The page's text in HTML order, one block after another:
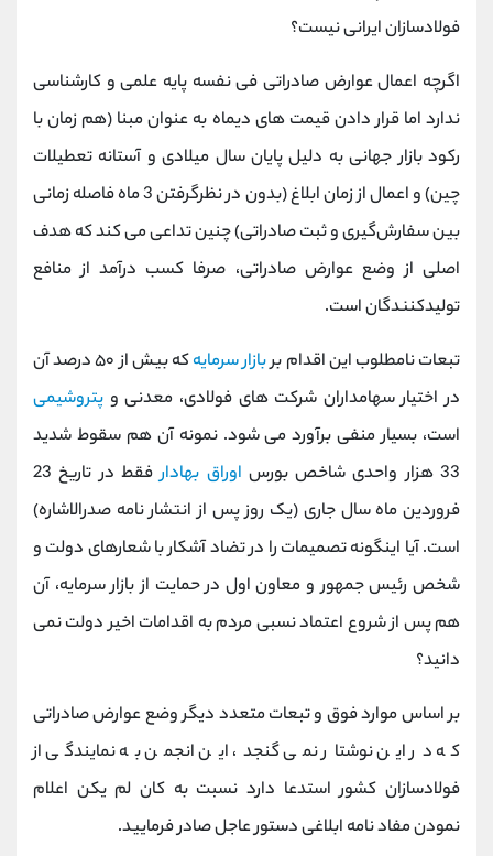
فولادسازان ایرانی نیست؟
اگرچه اعمال عوارض صادراتی فی نفسه پایه علمی و کارشناسی
ندارد اما قرار دادن قیمت های دیماه به عنوان مبنا (هم زمان با
رکود بازار جهانی به دلیل پایان سال میلادی و آستانه تعطیلات
چین) و اعمال از زمان ابلاغ (بدون در نظرگرفتن 3 ماه فاصله زمانی
بین سفارش‌گیری و ثبت صادراتی) چنین تداعی می کند که هدف
اصلی از وضع عوارض صادراتی، صرفا کسب درآمد از منافع
تولیدکنندگان است.
تبعات نامطلوب این اقدام بربازار سرمایه
که بیش از ۵۰ درصد آن
در اختیار سهامداران شرکت های فولادی، معدنی و پتروشیمی
است، بسیار منفی برآورد می شود. نمونه آن هم سقوط شدید
33 هزار واحدی شاخص بورس
اوراق بهادار
فقط در تاریخ 23
فروردین ماه سال جاری (یک روز پس از انتشار نامه صدرالاشاره)
است. آیا اینگونه تصمیمات را در تضاد آشکار با شعارهای دولت و
شخص رئیس جمهور و معاون اول در حمایت از بازار سرمایه، آن
هم پس از شروع اعتماد نسبی مردم به اقدامات اخیر دولت نمی
دانید؟
بر اساس موارد فوق و تبعات متعدد دیگر وضع عوارض صادراتی
که در این نوشتار نمی گنجد، این انجمن به نمایندگی از
فولادسازان کشور استدعا دارد نسبت به کان لم یکن اعلام
نمودن مفاد نامه ابلاغی دستور عاجل صادر فرمایید.